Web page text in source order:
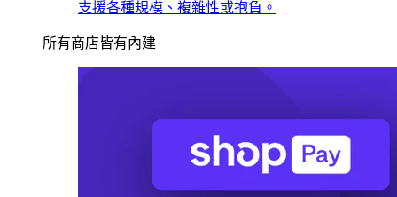
支援各種規模、複雜性或抱負。
所有商店皆有內建